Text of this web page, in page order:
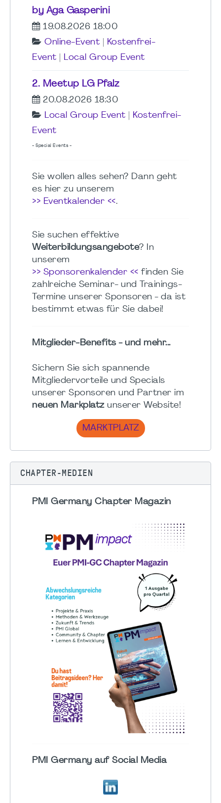
by Aga Gasperini
19.08.2026 18:00
Online-Event
Kostenfrei-
Event
Local Group Event
2. Meetup LG Pfalz
20.08.2026 18:30
Local Group Event
Kostenfrei-
Event
- Special Events -
Sie wollen alles sehen? Dann geht
es hier zu unserem
>> Eventkalender <<.
Sie suchen effektive
Weiterbildungsangebote? In
unserem
>> Sponsorenkalender << finden Sie
zahlreiche Seminar- und Trainings-
Termine unserer Sponsoren - da ist
bestimmt etwas für Sie dabei!
Mitglieder-Benefits - und mehr...
Sichern Sie sich spannende
Mitgliedervorteile und Specials
unserer Sponsoren und Partner im
neuen Markplatzunserer Website!
MARKTPLATZ
CHAPTER-MEDIEN
PMI Germany Chapter Magazin
PMI Germany auf Social Media